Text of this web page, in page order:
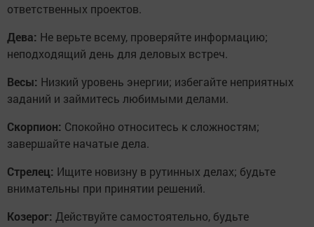
ответственных проектов.
Дева: Не верьте всему, проверяйте информацию;
неподходящий день для деловых встреч.
Весы: Низкий уровень энергии; избегайте неприятных
заданий и займитесь любимыми делами.
Скорпион: Спокойно относитесь к сложностям;
завершайте начатые дела.
Стрелец: Ищите новизну в рутинных делах; будьте
внимательны при принятии решений.
Козерог: Действуйте самостоятельно, будьте